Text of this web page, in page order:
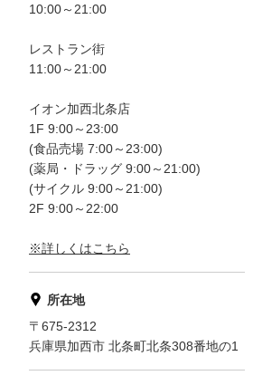
10:00～21:00
レストラン街
11:00～21:00
イオン加西北条店
1F 9:00～23:00
(食品売場 7:00～23:00)
(薬局・ドラッグ 9:00～21:00)
(サイクル 9:00～21:00)
2F 9:00～22:00
※詳しくはこちら
所在地
〒675-2312
兵庫県加西市 北条町北条308番地の1